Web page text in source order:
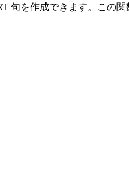
句を作成できます。この関